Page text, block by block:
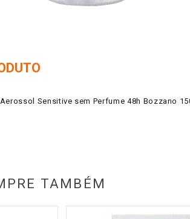
Sensitive sem Perfume 48h Bozzano
TAMBÉM